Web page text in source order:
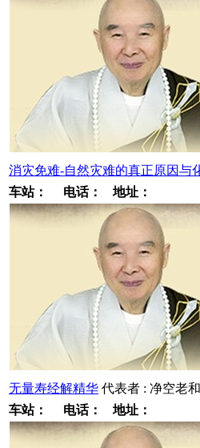
消灾免难-自然灾难的真正原因与
车站：
电话：
地址：
无量寿经解精华 代表者 : 净空老
车站：
电话：
地址：